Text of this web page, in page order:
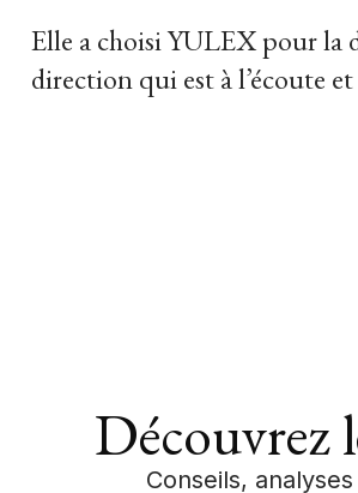
Elle a choisi YULEX pour la
direction qui est à l’écoute
Découvrez
Conseils,